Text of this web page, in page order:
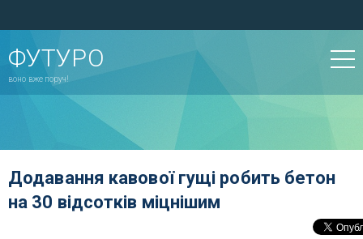
ФУТУРО
воно вже поруч!
Додавання кавової гущі робить бетон
на 30 відсотків міцнішим